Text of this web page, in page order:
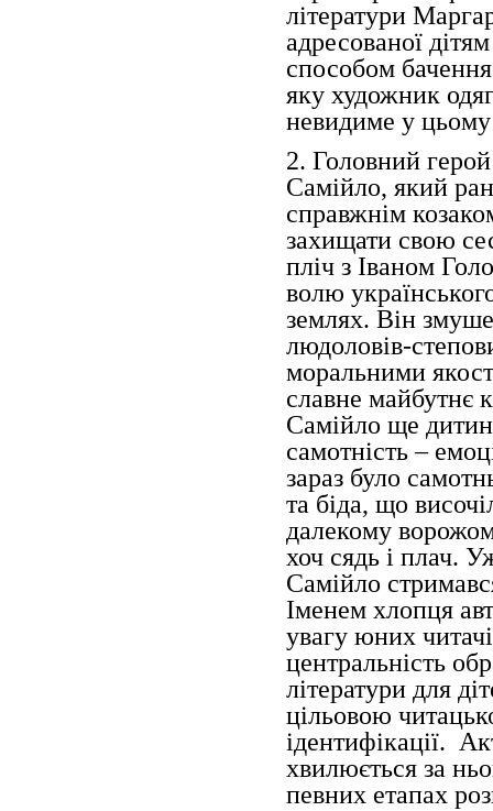
літератури
адресованої
способом
яку художник
невидиме у цьому
2. Головний
Самійло, який
справжнім
захищати свою
пліч з Іваном
волю
землях. Він
людоловів-
моральними
славне майбутнє
Самійло ще
самотність –
зараз було
та біда, що
далекому
хоч сядь і плач.
Самійло
Іменем хлопця
увагу юних
центральність
літератури для
цільовою
ідентифікації.
хвилюється за
певних етапах